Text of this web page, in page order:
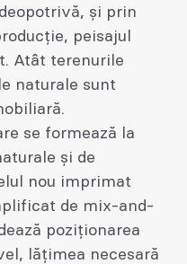
și prin
peisajul
Atât terenurile
naturale sunt
se formează la
și de
nou imprimat
de mix-and-
poziționarea
lățimea necesară